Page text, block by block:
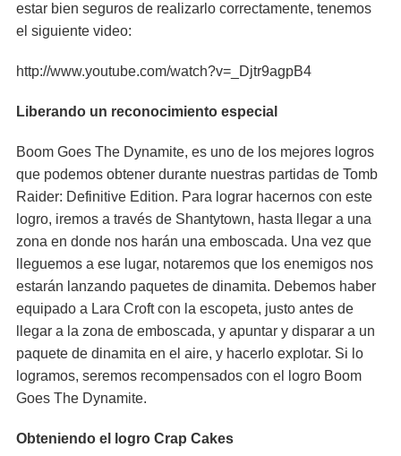
estar bien seguros de realizarlo correctamente, tenemos
el siguiente video:
http://www.youtube.com/watch?v=_Djtr9agpB4
Liberando un reconocimiento especial
Boom Goes The Dynamite, es uno de los mejores logros
que podemos obtener durante nuestras partidas de Tomb
Raider: Definitive Edition. Para lograr hacernos con este
logro, iremos a través de Shantytown, hasta llegar a una
zona en donde nos harán una emboscada. Una vez que
lleguemos a ese lugar, notaremos que los enemigos nos
estarán lanzando paquetes de dinamita. Debemos haber
equipado a Lara Croft con la escopeta, justo antes de
llegar a la zona de emboscada, y apuntar y disparar a un
paquete de dinamita en el aire, y hacerlo explotar. Si lo
logramos, seremos recompensados con el logro Boom
Goes The Dynamite.
Obteniendo el logro Crap Cakes